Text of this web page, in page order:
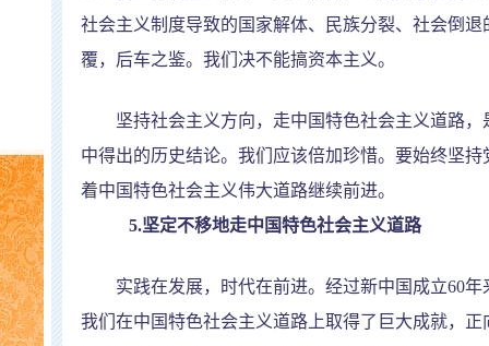
社会主义制度导致的国家解体、民族分裂、社会倒
覆，后车之鉴。我们决不能搞资本主义。
坚持社会主义方向，走中国特色社会主义道路，
中得出的历史结论。我们应该倍加珍惜。要始终坚
着中国特色社会主义伟大道路继续前进。
5.坚定不移地走中国特色社会主义道路
实践在发展，时代在前进。经过新中国成立60年
我们在中国特色社会主义道路上取得了巨大成就，